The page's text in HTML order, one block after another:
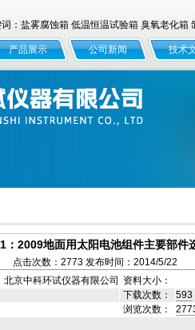
：盐雾腐蚀箱 低温恒温试验箱 臭氧老化箱
产品展示 公司新闻 技术
：2009地面用太阳电池组件主要部件
点击次数：2773 发布时间：2014/5/22
北京中科环试仪器有限公司
资料大小：
下载次数： 593
浏览次数：